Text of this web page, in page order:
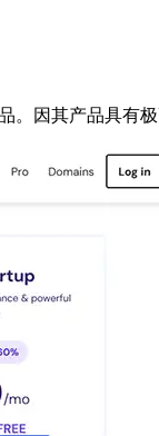
因其产品具有